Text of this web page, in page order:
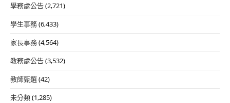
學務處公告(2,721)
學生事務(6,433)
家長事務(4,564)
教務處公告(3,532)
教師甄選(42)
未分類(1,285)